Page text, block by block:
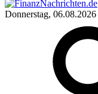
Donnerstag, 06.08.2026